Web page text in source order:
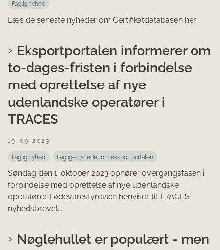
Faglig nyhed
Læs de seneste nyheder om Certifikatdatabasen her.
Eksportportalen informerer om
to-dages-fristen i forbindelse
med oprettelse af nye
udenlandske operatører i
TRACES
19-09-2023
Faglig nyhed Faglige nyheder om eksportportalen
Søndag den 1. oktober 2023 ophører overgangsfasen i
forbindelse med oprettelse af nye udenlandske
operatører. Fødevarestyrelsen henviser til TRACES-
nyhedsbrevet...
Nøglehullet er populært - men